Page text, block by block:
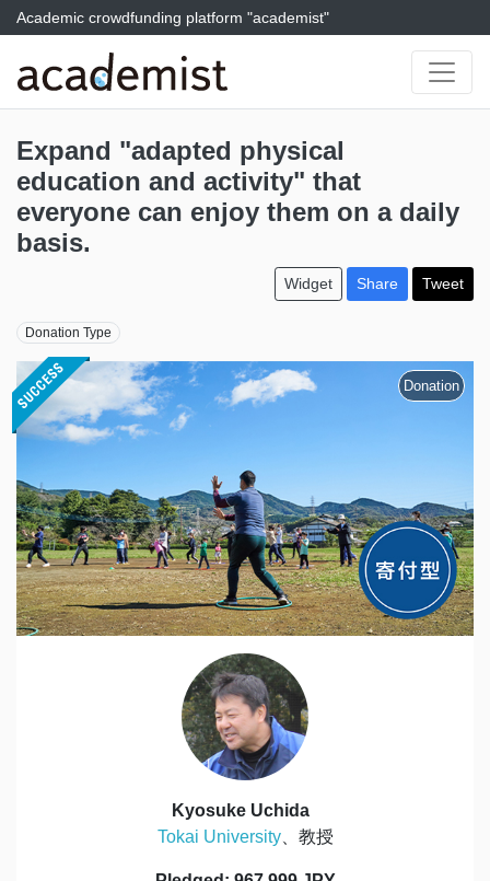
Academic crowdfunding platform "academist"
Expand "adapted physical
education and activity" that
everyone can enjoy them on a daily
basis.
Widget Share Tweet
Donation Type
Kyosuke Uchida
Tokai University、教授